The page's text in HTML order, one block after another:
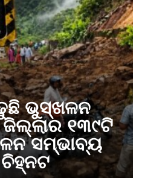
ଭୁସ୍ଖଳନ
୧୩୯ଟି
ସମ୍ଭାବ୍ୟ